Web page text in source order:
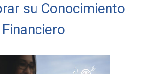
su Conocimiento
Financiero